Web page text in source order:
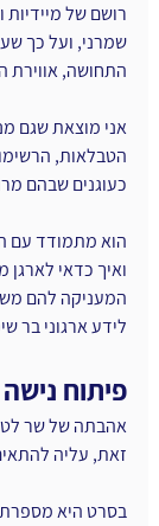
רושם של מיידיות
שמרני, ועל כך
התחושה, אווירת
אני מוצאת שגם
הטבלאות,
כעוגנים שבהם
הוא מתמודד עם
ואיך כדאי
המעניקה להם
לידע ארגוני בר
פיתוח
אהבתה של שר
זאת, עליה
בסרט היא מספרת